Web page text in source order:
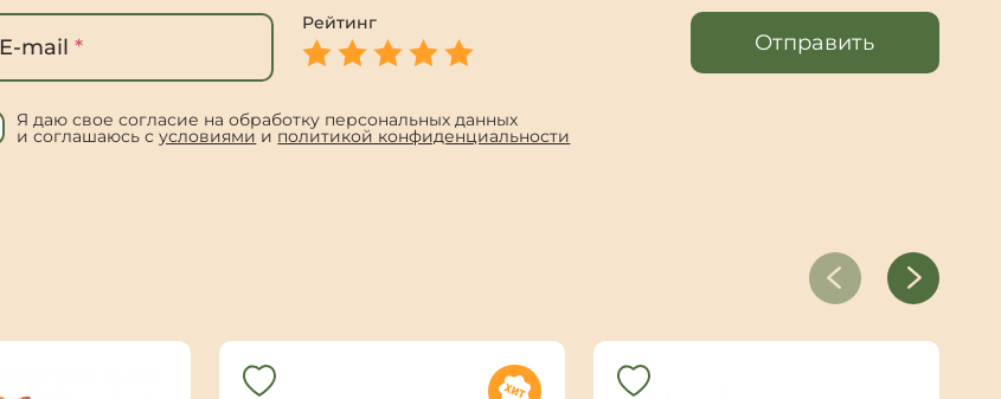
E-mail*
Рейтинг
Отправить
Я даю свое согласие на обработку персональных данных
и соглашаюсь сусловиями и политикой конфиденциальности